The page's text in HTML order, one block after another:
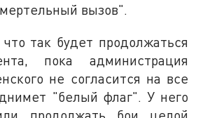
вызов".
так будет продолжаться
пока администрация
не согласится на все
"белый флаг". У него